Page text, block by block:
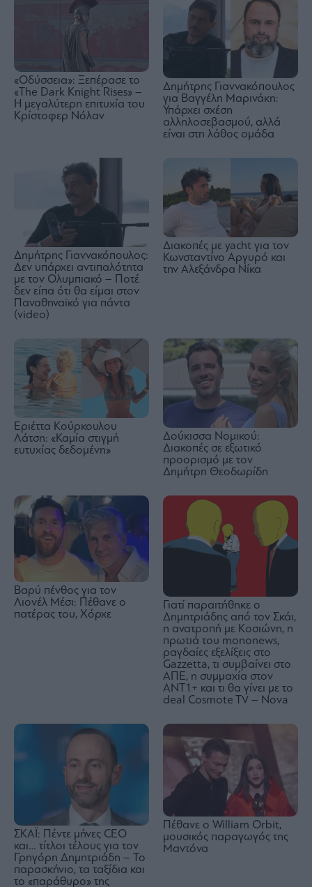
«Οδύσσεια»: Ξεπέρασε το
«The Dark Knight Rises» –
Η μεγαλύτερη επιτυχία του
Κρίστοφερ Νόλαν
Δημήτρης Γιαννακόπουλος
για Βαγγέλη Μαρινάκη:
Υπάρχει σχέση
αλληλοσεβασμού, αλλά
είναι στη λάθος ομάδα
Δημήτρης Γιαννακόπουλος:
Δεν υπάρχει αντιπαλότητα
με τον Ολυμπιακό – Ποτέ
δεν είπα ότι θα είμαι στον
Παναθηναϊκό για πάντα
(video)
Διακοπές με yacht για τον
Κωνσταντίνο Αργυρό και
την Αλεξάνδρα Νίκα
Εριέττα Κούρκουλου
Λάτση: «Καμία στιγμή
ευτυχίας δεδομένη»
Δούκισσα Νομικού:
Διακοπές σε εξωτικό
προορισμό με τον
Δημήτρη Θεοδωρίδη
Βαρύ πένθος για τον
Λιονέλ Μέσι: Πέθανε ο
πατέρας του, Χόρχε
Γιατί παραιτήθηκε ο
Δημητριάδης από τον Σκάι,
η ανατροπή με Κοσιώνη, η
πρωτιά του mononews,
ραγδαίες εξελίξεις στο
Gazzetta, τι συμβαίνει στο
ΑΠΕ, η συμμαχία στον
ΑΝΤ1+ και τι θα γίνει με το
deal Cosmote TV – Nova
ΣΚΑΪ: Πέντε μήνες CEO
και… τίτλοι τέλους για τον
Γρηγόρη Δημητριάδη – Το
παρασκήνιο, τα ταξίδια και
το «παράθυρο» της
Πέθανε ο William Orbit,
μουσικός παραγωγός της
Μαντόνα